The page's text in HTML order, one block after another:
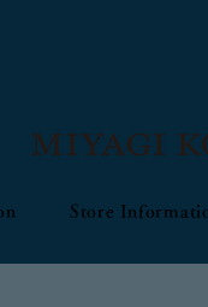
Store